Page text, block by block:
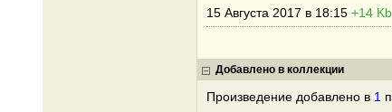
15 Августа 2017 в 18:15 +14 Kb
Добавлено в коллекции
Произведение добавлено в 1